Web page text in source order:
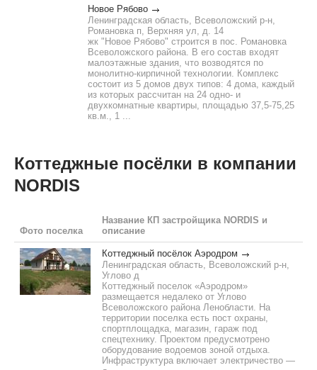
Новое Рябово
Ленинградская область, Всеволожский р-н,
Романовка п, Верхняя ул, д. 14
жк "Новое Рябово" строится в пос. Романовка
Всеволожского района. В его состав входят
малоэтажные здания, что возводятся по
монолитно-кирпичной технологии. Комплекс
состоит из 5 домов двух типов: 4 дома, каждый
из которых рассчитан на 24 одно- и
двухкомнатные квартиры, площадью 37,5-75,25
кв.м., 1 ...
Коттеджные посёлки в компании
NORDIS
Фото поселка
Название КП застройщика NORDIS и
описание
Коттеджный посёлок Аэродром
Ленинградская область, Всеволожский р-н,
Углово д
Коттеджный поселок «Аэродром»
размещается недалеко от Углово
Всеволожского района Ленобласти. На
территории поселка есть пост охраны,
спортплощадка, магазин, гараж под
спецтехнику. Проектом предусмотрено
оборудование водоемов зоной отдыха.
Инфраструктура включает электричество —